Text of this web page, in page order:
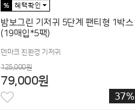
밤보그린 기저귀 5단계 팬티형 1박스
(19매입*5팩)
덴마크 친환경 기저귀
125,000원
79,000원
37%